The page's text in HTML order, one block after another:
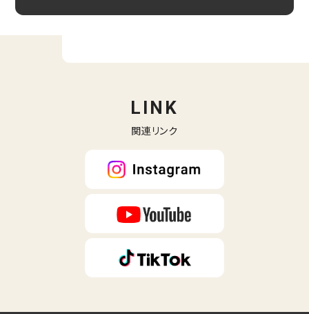
LINK
関連リンク